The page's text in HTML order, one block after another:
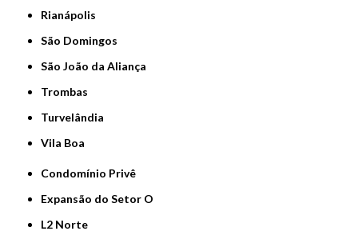
Rianápolis
São Domingos
São João da Aliança
Trombas
Turvelândia
Vila Boa
Condomínio Privê
Expansão do Setor O
L2 Norte